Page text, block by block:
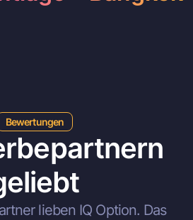
Bewertungen
lieben IQ Option. Das